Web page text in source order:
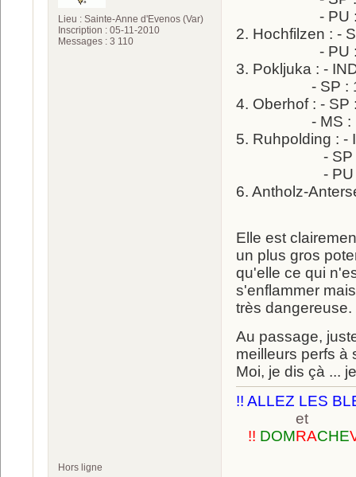
Lieu : Sainte-Anne d'Evenos (Var)
Inscription : 05-11-2010
Messages : 3 110
- PU :
2. Hochfilzen : -
- PU :
3. Pokljuka : -
- SP :
4. Oberhof : -
- MS :
5. Ruhpolding : -
- SP : 9ème
- PU :
6. Antholz-
Elle est
un plus gros
qu'elle ce qui
s'enflammer
très dangereuse.
Au passage,
meilleurs perfs à
Moi, je dis çà ...
!! ALLEZ LES
et
!! DOMRACHE
Hors ligne